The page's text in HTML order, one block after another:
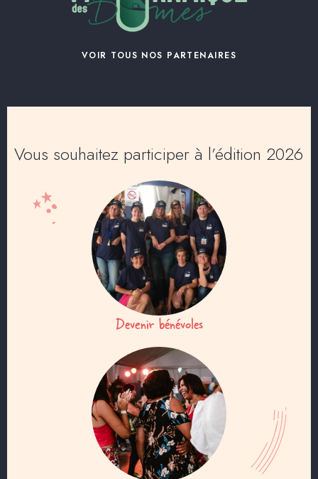
VOIR TOUS NOS PARTENAIRES
Vous souhaitez participer à l’édition 2026
Devenir bénévoles